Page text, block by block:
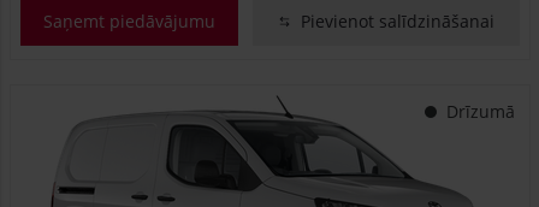
Saņemt piedāvājumu Pievienot salīdzināšanai
Drīzumā